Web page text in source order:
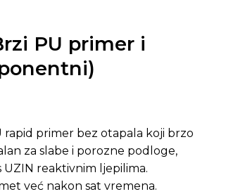
PU primer i
rapid primer bez otapala koji brzo
za slabe i porozne podloge,
reaktivnim ljepilima.
već nakon sat vremena.